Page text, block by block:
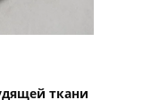
ткани